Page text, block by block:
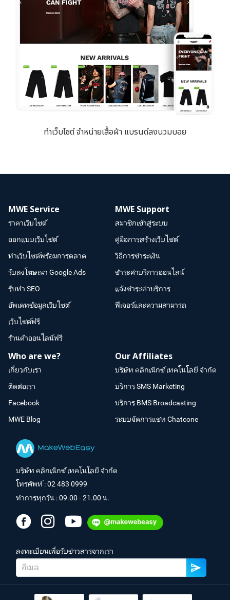
ทำเว็บไซต์ จำหน่ายเสื้อผ้า แบรนด์ลงนวมบอย
MWE Service
ราคาเว็บไซต์
ออกแบบเว็บไซต์
ทำเว็บไซต์พร้อมการตลาด
รับลงโฆษณา Google Ads
รับทำ SEO
อัพเดทข้อมูลเว็บไซต์
เว็บไซต์ฟรี
ร้านค้าออนไลน์ฟรี
MWE Support
สมาชิกเข้าสู่ระบบ
คู่มือการสร้างเว็บไซต์
วิธีการชำระเงิน
ชำระค่าบริการออนไลน์
แจ้งชำระค่าบริการ
ฟีเจอร์และความสามารถ
Who are we?
เกี่ยวกับเรา
ติดต่อเรา
Facebook
MWE Blog
Our Affiliates
บริษัท คลิกเน็กซ์ เทคโนโลยี จำกัด
บริการ SMS Marketing
บริการ BMS Broadcasting
ระบบจัดการแชท Chatcone
บริษัท คลิกเน็กซ์ เทคโนโลยี จำกัด
โทรศัพท์ :02 483 0999
ทำการทุกวัน : 09.00 - 21.00 น.
ลงทะเบียนเพื่อรับข่าวสารจากเรา